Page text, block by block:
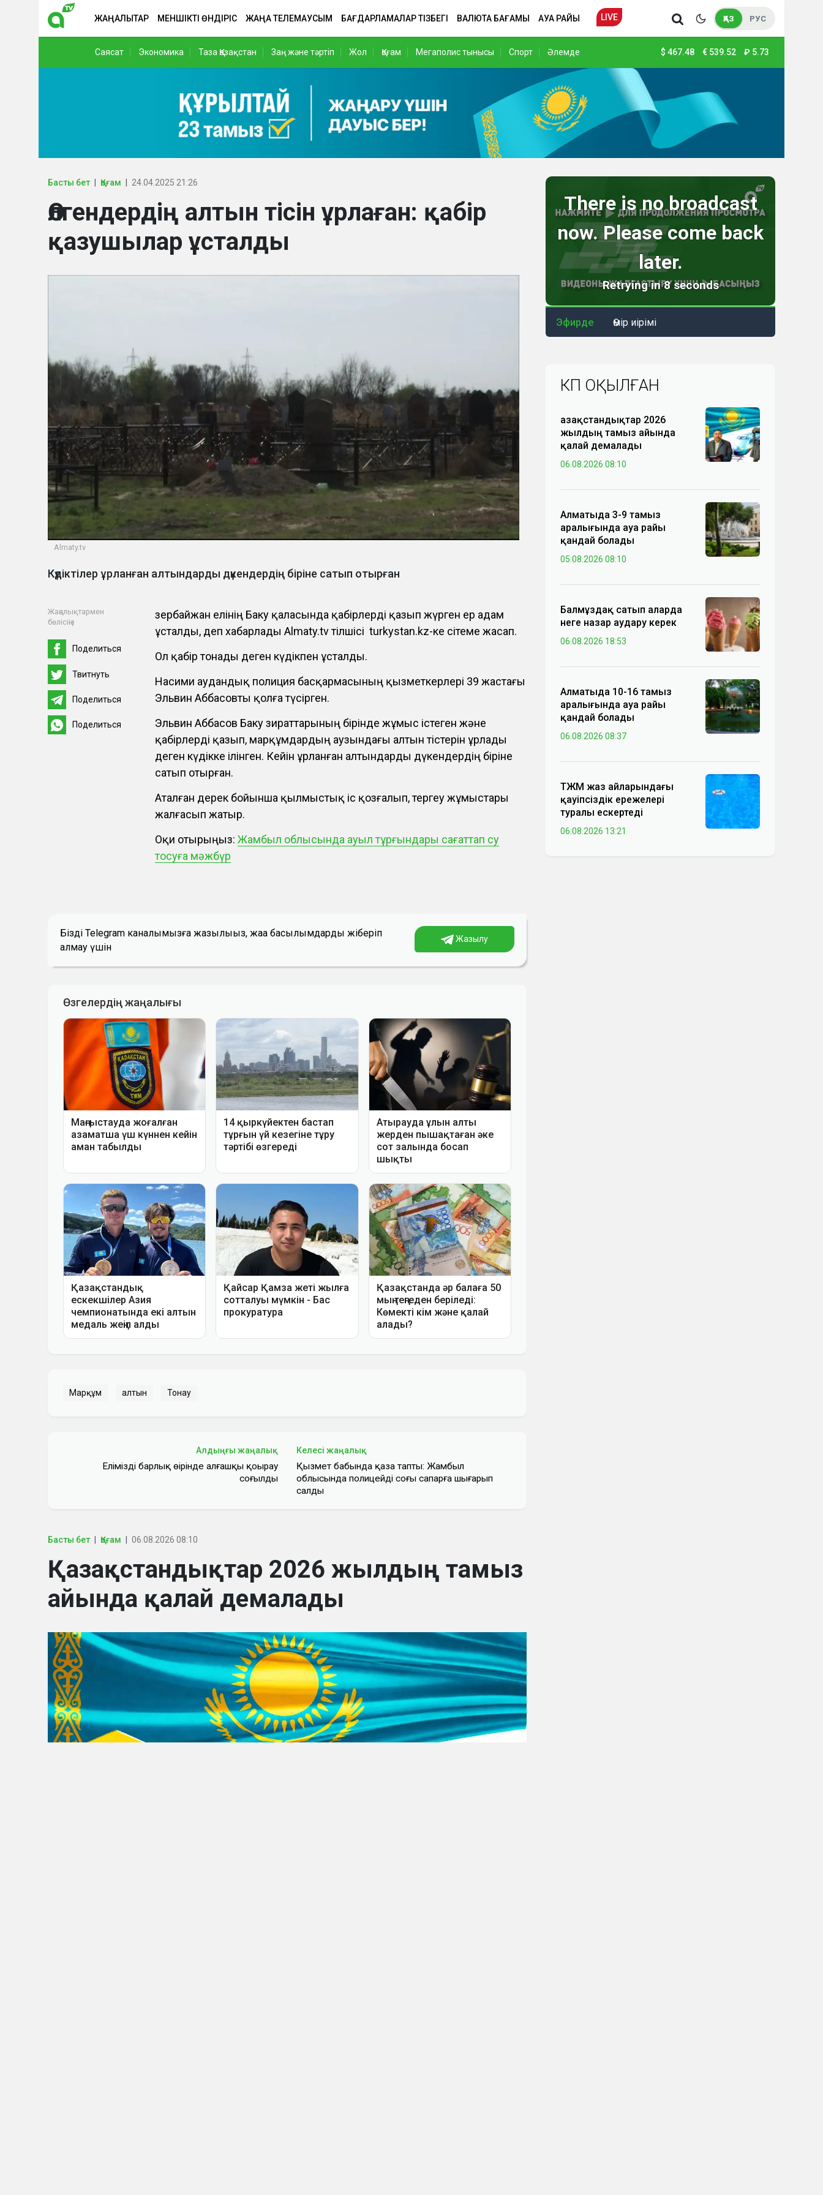
ЖАҢАЛЫҚТАР МЕНШІКТІ ӨНДІРІС ЖАҢА ТЕЛЕМАУСЫМ БАҒДАРЛАМАЛАР ТІЗБЕГІ ВАЛЮТА БАҒАМЫ АУА РАЙЫ LIVE ҚАЗ РУС
Саясат Экономика Таза Қазақстан Заң және тәртіп Жол Қоғам Мегаполис тынысы Спорт Әлемде $ 467.48 € 539.52 ₽ 5.73
Басты бет Қоғам 24.04.2025 21:26
Өлгендердің алтын тісін ұрлаған: қабір
қазушылар ұсталды
Almaty.tv
Күдіктілер ұрланған алтындарды дүкендердің біріне сатып отырған
Жаңалықтармен
бөлісіңіз
Поделиться
Твитнуть
Поделиться
Поделиться
Әзербайжан елінің Баку қаласында қабірлерді қазып жүрген ер адам
ұсталды, деп хабарлады Almaty.tv тілшісі turkystan.kz-ке сітеме жасап.
Ол қабір тонады деген күдікпен ұсталды.
Насими аудандық полиция басқармасының қызметкерлері 39 жастағы
Эльвин Аббасовты қолға түсірген.
Эльвин Аббасов Баку зираттарының бірінде жұмыс істеген және
қабірлерді қазып, марқұмдардың аузындағы алтын тістерін ұрлады
деген күдікке ілінген. Кейін ұрланған алтындарды дүкендердің біріне
сатып отырған.
Аталған дерек бойынша қылмыстық іс қозғалып, тергеу жұмыстары
жалғасып жатыр.
Оқи отырыңыз:Жамбыл облысында ауыл тұрғындары сағаттап су
тосуға мәжбүр
Біздің Telegram каналымызға жазылыңыз, жаңа басылымдарды жіберіп
алмау үшін
Жазылу
Марқұм алтын Тонау
Алдыңғы жаңалық
Еліміздің барлық өңірінде алғашқы қоңырау
соғылды
Келесі жаңалық
Қызмет бабында қаза тапты: Жамбыл
облысында полицейді соңғы сапарға шығарып
салды
Басты бет Қоғам 06.08.2026 08:10
Қазақстандықтар 2026 жылдың тамыз
айында қалай демалады
Эфирде Өмір иірімі
КӨП ОҚЫЛҒАН
Қазақстандықтар 2026
жылдың тамыз айында
қалай демалады
06.08.2026 08:10
Алматыда 3-9 тамыз
аралығында ауа райы
қандай болады
05.08.2026 08:10
Балмұздақ сатып аларда
неге назар аудару керек
06.08.2026 18:53
Алматыда 10-16 тамыз
аралығында ауа райы
қандай болады
06.08.2026 08:37
ТЖМ жаз айларындағы
қауіпсіздік ережелері
туралы ескертеді
06.08.2026 13:21